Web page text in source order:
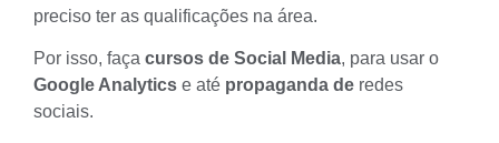
preciso ter as qualificações na área.
Por isso, faça cursos de Social Media, para usar o
Google Analytics e até propaganda de redes
sociais.